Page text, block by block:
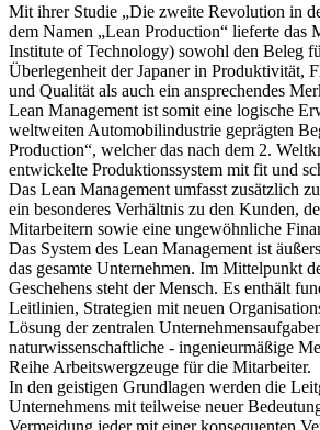
Mit ihrer Studie „Die zweite Revolution in
dem Namen „Lean Production“ lieferte das
Institute of Technology) sowohl den Beleg
Überlegenheit der Japaner in Produktivität,
und Qualität als auch ein ansprechendes
Lean Management ist somit eine logische
weltweiten Automobilindustrie geprägten
Production“, welcher das nach dem 2.
entwickelte Produktionssystem mit fit und
Das Lean Management umfasst zusätzlich
ein besonderes Verhältnis zu den Kunden,
Mitarbeitern sowie eine ungewöhnliche
Das System des Lean Management ist
das gesamte Unternehmen. Im Mittelpunkt
Geschehens steht der Mensch. Es enthält
Leitlinien, Strategien mit neuen
Lösung der zentralen
naturwissenschaftliche - ingenieurmäßige
Reihe Arbeitswergzeuge für die Mitarbeiter.
In den geistigen Grundlagen werden die
Unternehmens mit teilweise neuer
Vermeidung jeder mit einer konsequenten